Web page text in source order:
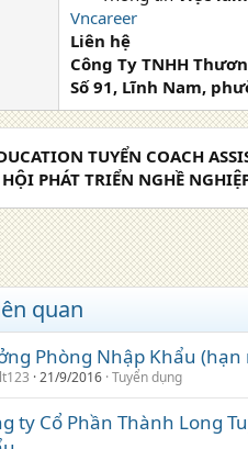
Vncareer
Liên hệ
Công Ty TNHH
Số 91, Lĩnh Nam,
TUYỂN COACH
PHÁT TRIỂN NGHỀ
quan
Phòng Nhập Khẩu
21/9/2016 Tuyển dụng
ty Cổ Phần Thành Long